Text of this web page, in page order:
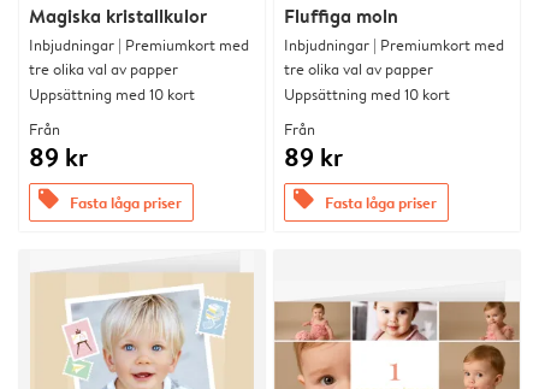
Magiska kristallkulor
Inbjudningar | Premiumkort med
tre olika val av papper
Uppsättning med 10 kort
Från
89 kr
offers Fasta låga priser
Fluffiga moln
Inbjudningar | Premiumkort med
tre olika val av papper
Uppsättning med 10 kort
Från
89 kr
offers Fasta låga priser